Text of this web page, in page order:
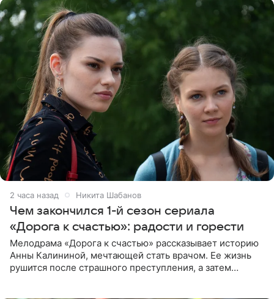
2 часа назад Никита Шабанов
Чем закончился 1-й сезон сериала
«Дорога к счастью»: радости и горести
Мелодрама «Дорога к счастью» рассказывает историю
Анны Калининой, мечтающей стать врачом. Ее жизнь
рушится после страшного преступления, а затем